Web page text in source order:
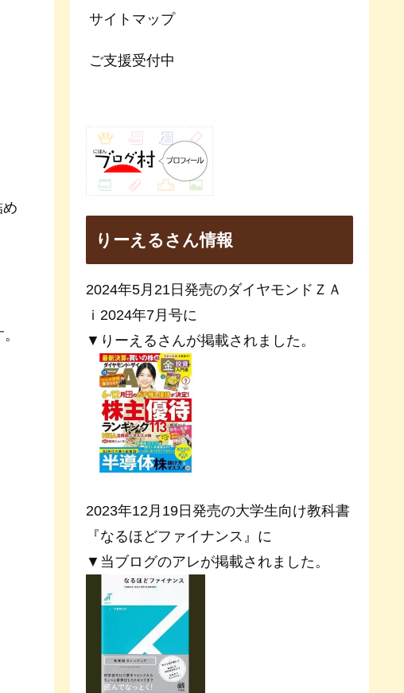
サイトマップ
ご支援受付中
りーえるさん情報
2024年5月21日発売のダイヤモンドＺＡ
ｉ2024年7月号に
▼りーえるさんが掲載されました。
2023年12月19日発売の大学生向け教科書
『なるほどファイナンス』に
▼当ブログのアレが掲載されました。